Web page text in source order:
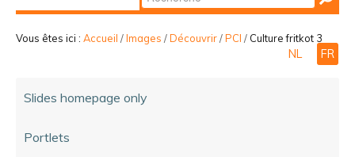
Recherche
avancée…
Vous êtes ici : Accueil /Images /Découvrir/PCI / Culture fritkot 3
NL FR
Slides homepage only
Portlets